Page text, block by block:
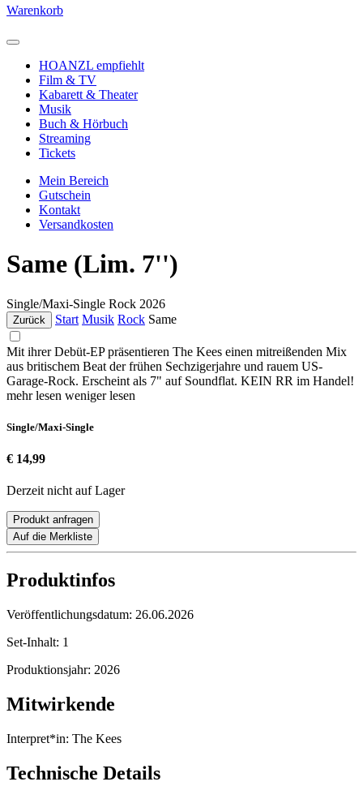
Warenkorb
HOANZL empfiehlt
Film & TV
Kabarett & Theater
Musik
Buch & Hörbuch
Streaming
Tickets
Mein Bereich
Gutschein
Kontakt
Versandkosten
Same (Lim. 7'')
Single/Maxi-Single Rock 2026
Zurück Start Musik Rock Same
Mit ihrer Debüt-EP präsentieren The Kees einen mitreißenden Mix
aus britischem Beat der frühen Sechzigerjahre und rauem US-
Garage-Rock. Erscheint als 7" auf Soundflat. KEIN RR im Handel!
mehr lesen weniger lesen
Single/Maxi-Single
€ 14,99
Derzeit nicht auf Lager
Produkt anfragen
Auf die Merkliste
Produktinfos
Veröffentlichungsdatum: 26.06.2026
Set-Inhalt: 1
Produktionsjahr: 2026
Mitwirkende
Interpret*in: The Kees
Technische Details